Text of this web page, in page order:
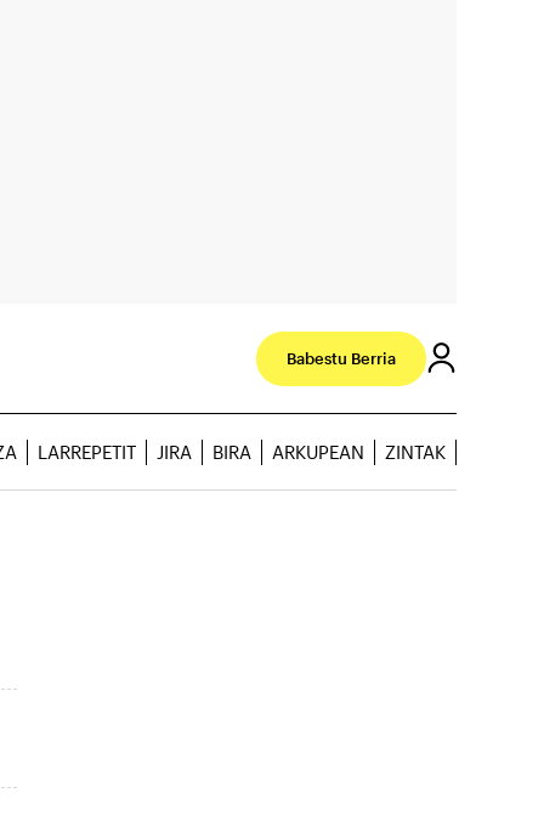
Babestu Berria
LARREPETIT JIRA BIRA ARKUPEAN ZINTAK